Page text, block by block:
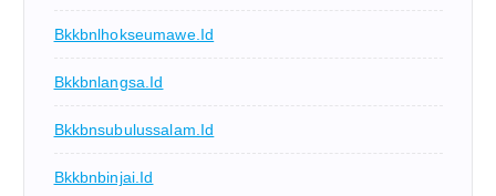
Bkkbnlhokseumawe.id
Bkkbnlangsa.id
Bkkbnsubulussalam.id
Bkkbnbinjai.id